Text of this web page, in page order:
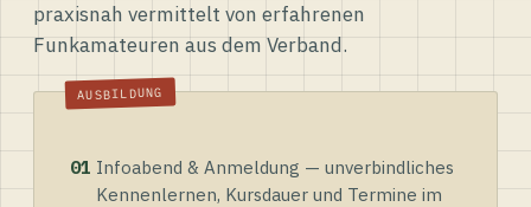
praxisnah vermittelt von erfahrenen
Funkamateuren aus dem Verband.
01 Infoabend & Anmeldung — unverbindliches
Kennenlernen, Kursdauer und Termine im